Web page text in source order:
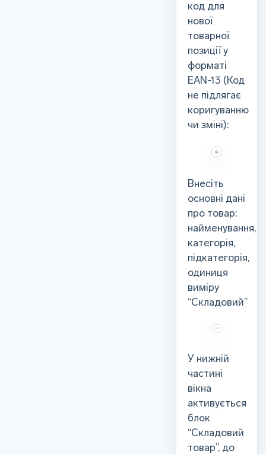
код для
нової
товарної
позиції у
форматі
EAN-13 (Код
не підлягає
коригуванню
чи зміні):
Внесіть
основні дані
про товар:
найменування,
категорія,
підкатегорія,
одиниця
виміру
“Складовий”
У нижній
частині
вікна
активується
блок
“Складовий
товар”, до